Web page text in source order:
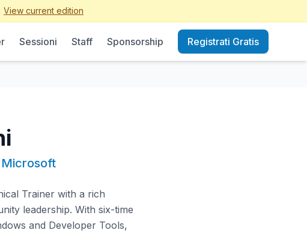
View current edition
Sessioni Staff Sponsorship Registrati Gratis
Trainer with a rich
leadership. With six-time
and Developer Tools,